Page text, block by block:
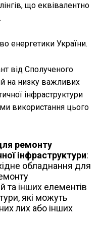
що еквівалентно
енергетики України.
від Сполученого
на низку важливих
інфраструктури
використання цього
ремонту
інфраструктури:
обладнання для
та інших елементів
які можуть
лих або інших